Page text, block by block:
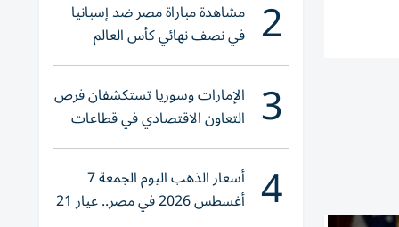
2 مشاهدة مباراة مصر ضد إسبانيا
في نصف نهائي كأس العالم
لناشئات اليد 2026
3 الإمارات وسوريا تستكشفان فرص
التعاون الاقتصادي في قطاعات
حيوية
4 أسعار الذهب اليوم الجمعة 7
أغسطس 2026 في مصر.. عيار 21